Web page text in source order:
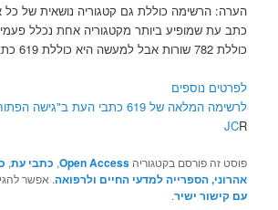
הערה: הרשימה כוללת גם קטגוריה נושאית של
כתב עת שמופיע ביותר מקטגוריה אחת נכלל
כוללת 782 שורות אבל למעשה היא כוללת 619 כתבי עת ייחודיים
לפרטים נוספים
לרשימה המלאה של 619 כתבי העת
JCR
פוסט זה פורסם בקטגוריהOpen Access
, כתבי עת,
אהרוני, הספרייה למדעי החיים ולרפואה. אפשר
עם קישור ישיר.